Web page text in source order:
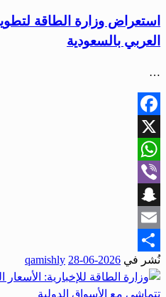
استعراض وزارة الطاقة
العربي بالسعودية
…
Facebook
X
WhatsApp
Viber
Snapchat
Email
Share
نُشر في 2026-06-28
qamishly